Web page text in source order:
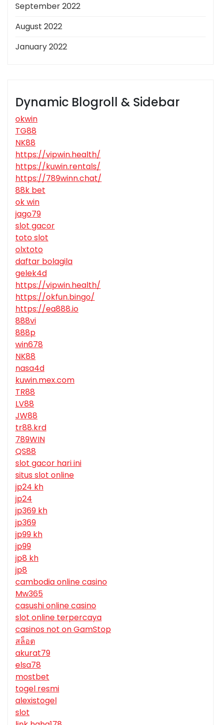
September 2022
August 2022
January 2022
Dynamic Blogroll & Sidebar
okwin
TG88
NK88
https://vipwin.health/
https://kuwin.rentals/
https://789winn.chat/
88k bet
ok win
jago79
slot gacor
toto slot
olxtoto
daftar bolagila
gelek4d
https://vipwin.health/
https://okfun.bingo/
https://ea888.io
888vi
888p
win678
NK88
nasa4d
kuwin.mex.com
TR88
LV88
JW88
tr88.krd
789WIN
QS88
slot gacor hari ini
situs slot online
jp24 kh
jp24
jp369 kh
jp369
jp99 kh
jp99
jp8 kh
jp8
cambodia online casino
Mw365
casushi online casino
slot online terpercaya
casinos not on GamStop
สล็อต
akurat79
elsa78
mostbet
togel resmi
alexistogel
slot